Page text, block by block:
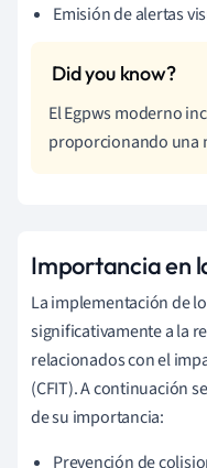
Emisión de alertas
El Egpws moderno
proporcionando una
Importancia en
La implementación de
significativamente a la
relacionados con el
(CFIT). A continuación
de su importancia:
Prevención de